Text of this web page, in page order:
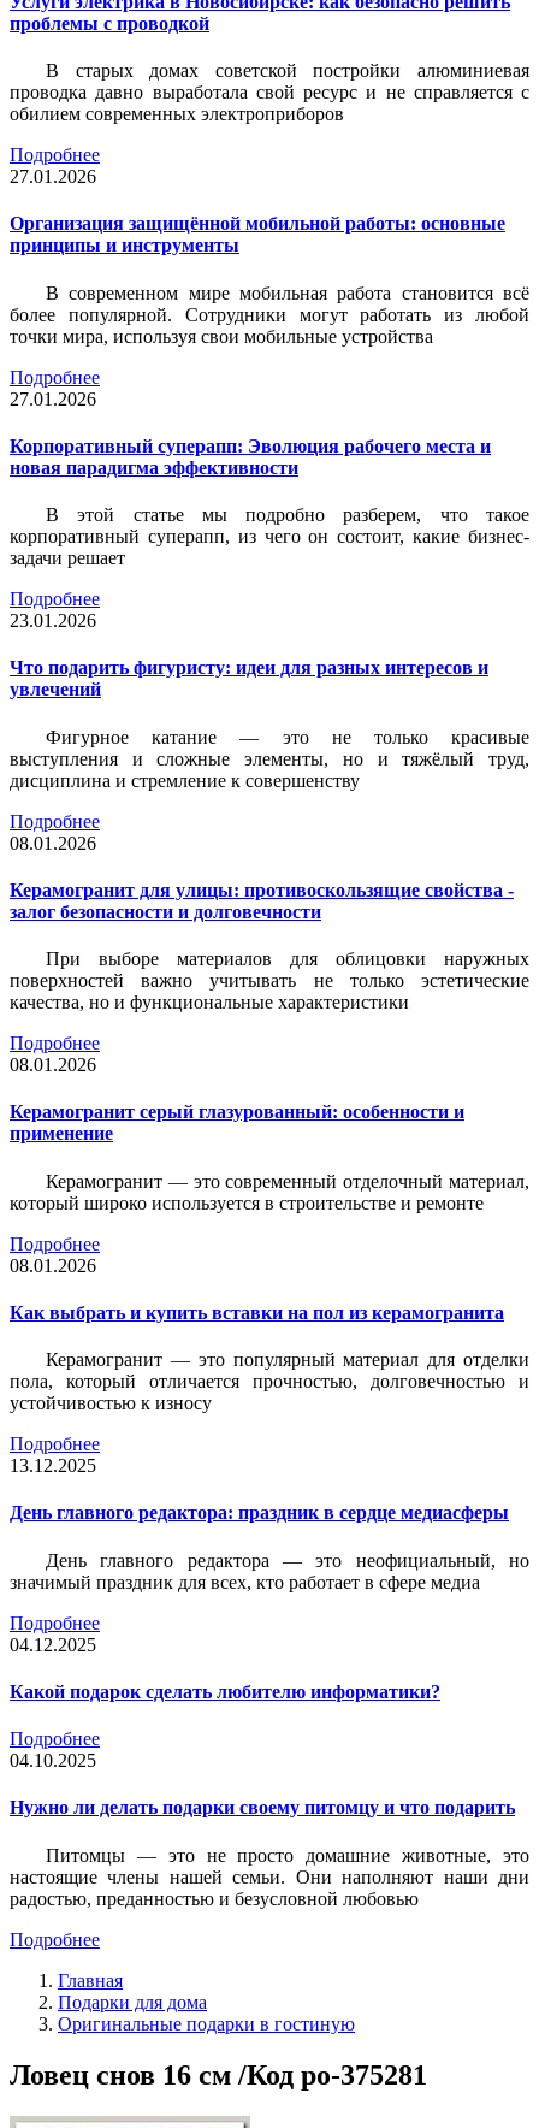
проблемы с проводкой
В старых домах советской постройки алюминиевая
проводка давно выработала свой ресурс и не справляется с
обилием современных электроприборов
Подробнее
27.01.2026
Организация защищённой мобильной работы: основные
принципы и инструменты
В современном мире мобильная работа становится всё
более популярной. Сотрудники могут работать из любой
точки мира, используя свои мобильные устройства
Подробнее
27.01.2026
Корпоративный суперапп: Эволюция рабочего места и
новая парадигма эффективности
В этой статье мы подробно разберем, что такое
корпоративный суперапп, из чего он состоит, какие бизнес-
задачи решает
Подробнее
23.01.2026
Что подарить фигуристу: идеи для разных интересов и
увлечений
Фигурное катание — это не только красивые
выступления и сложные элементы, но и тяжёлый труд,
дисциплина и стремление к совершенству
Подробнее
08.01.2026
Керамогранит для улицы: противоскользящие свойства -
залог безопасности и долговечности
При выборе материалов для облицовки наружных
поверхностей важно учитывать не только эстетические
качества, но и функциональные характеристики
Подробнее
08.01.2026
Керамогранит серый глазурованный: особенности и
применение
Керамогранит — это современный отделочный материал,
который широко используется в строительстве и ремонте
Подробнее
08.01.2026
Как выбрать и купить вставки на пол из керамогранита
Керамогранит — это популярный материал для отделки
пола, который отличается прочностью, долговечностью и
устойчивостью к износу
Подробнее
13.12.2025
День главного редактора: праздник в сердце медиасферы
День главного редактора — это неофициальный, но
значимый праздник для всех, кто работает в сфере медиа
Подробнее
04.12.2025
Какой подарок сделать любителю информатики?
Подробнее
04.10.2025
Нужно ли делать подарки своему питомцу и что подарить
Питомцы — это не просто домашние животные, это
настоящие члены нашей семьи. Они наполняют наши дни
радостью, преданностью и безусловной любовью
Подробнее
Главная
Подарки для дома
Оригинальные подарки в гостиную
Ловец снов 16 см /Код po-375281